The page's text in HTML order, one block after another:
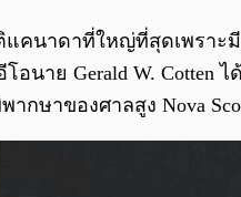
แคนาดาที่ใหญ่ที่สุดเพรา
าย Gerald W. Cotten
กษาของศาลสูง Nova